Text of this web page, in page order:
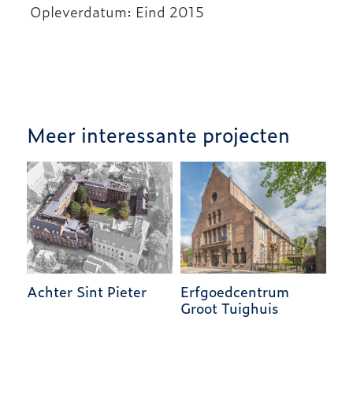
Opleverdatum: Eind 2015
Meer interessante projecten
Achter Sint Pieter Erfgoedcentrum
Groot Tuighuis